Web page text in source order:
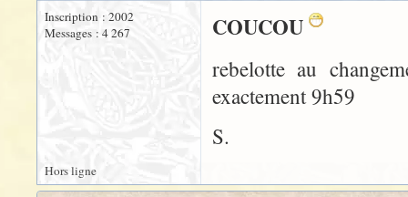
Inscription : 2002
Messages : 4 267
COUCOU
rebelotte au
exactement 9h59
S.
Hors ligne